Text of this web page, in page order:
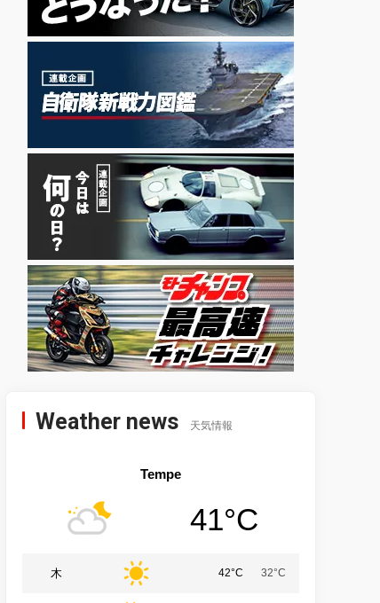
Weather news 天気情報
Tempe
41°C
木 42°C 32°C